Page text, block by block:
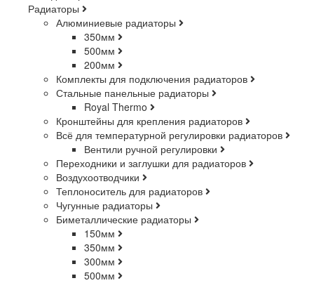
Радиаторы
Алюминиевые радиаторы
350мм
500мм
200мм
Комплекты для подключения радиаторов
Стальные панельные радиаторы
Royal Thermo
Кронштейны для крепления радиаторов
Всё для температурной регулировки радиаторов
Вентили ручной регулировки
Переходники и заглушки для радиаторов
Воздухоотводчики
Теплоноситель для радиаторов
Чугунные радиаторы
Биметаллические радиаторы
150мм
350мм
300мм
500мм